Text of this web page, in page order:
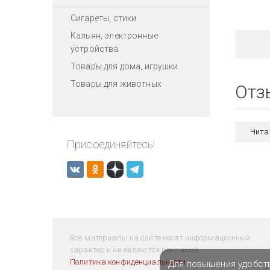
Сигареты, стики
Кальян, электронные
устройства
Товары для дома, игрушки
Товары для животных
Присоединяйтесь!
Все материалы на сайте носят информационный
характер и не являются рекламой.
Политика конфиденциальностиДля повышения